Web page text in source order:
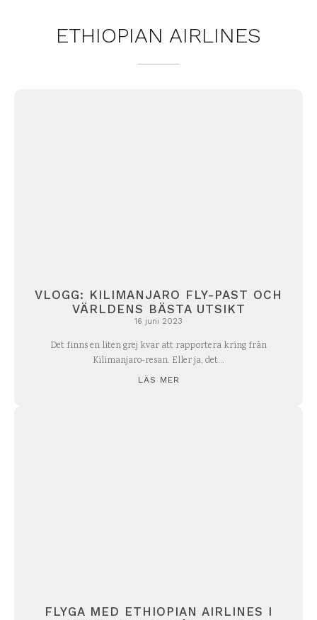
ETHIOPIAN AIRLINES
VLOGG: KILIMANJARO FLY-PAST OCH
VÄRLDENS BÄSTA UTSIKT
16 juni 2023
Det finns en liten grej kvar att rapportera kring från
Kilimanjaro-resan. Eller ja, det...
LÄS MER
FLYGA MED ETHIOPIAN AIRLINES I